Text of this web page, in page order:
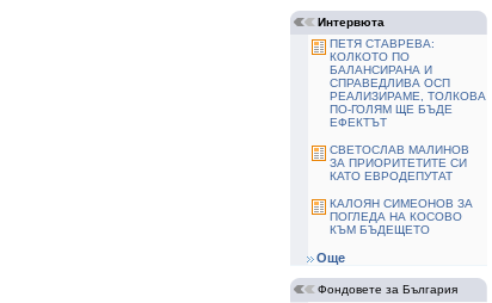
Интервюта
ПЕТЯ СТАВРЕВА:
КОЛКОТО ПО
БАЛАНСИРАНА И
СПРАВЕДЛИВА ОСП
РЕАЛИЗИРАМЕ, ТОЛКОВА
ПО-ГОЛЯМ ЩЕ БЪДЕ
ЕФЕКТЪТ
СВЕТОСЛАВ МАЛИНОВ
ЗА ПРИОРИТЕТИТЕ СИ
КАТО ЕВРОДЕПУТАТ
КАЛОЯН СИМЕОНОВ ЗА
ПОГЛЕДА НА КОСОВО
КЪМ БЪДЕЩЕТО
Още
Фондовете за България